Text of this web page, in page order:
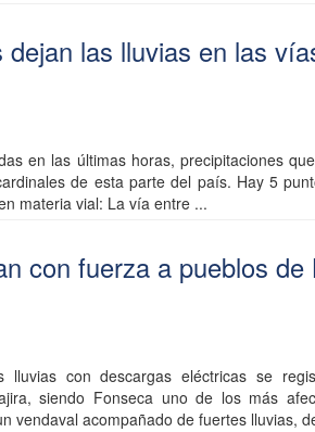
dejan las lluvias en las
en las últimas horas, precipitaciones
de esta parte del país. Hay 5
materia vial: La vía entre ...
con fuerza a pueblos de
lluvias con descargas eléctricas se
siendo Fonseca uno de los más
vendaval acompañado de fuertes lluvias,